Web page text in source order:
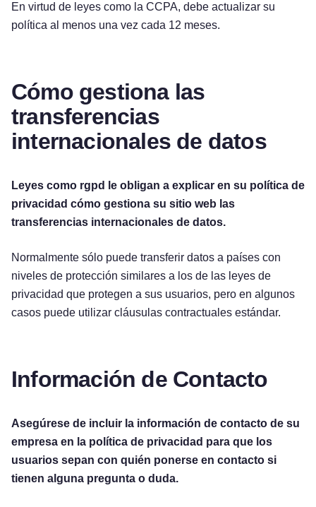
En virtud de leyes como la CCPA, debe actualizar su
política al menos una vez cada 12 meses.
Cómo gestiona las
transferencias
internacionales de datos
Leyes como rgpd le obligan a explicar en su política de
privacidad cómo gestiona su sitio web las
transferencias internacionales de datos.
Normalmente sólo puede transferir datos a países con
niveles de protección similares a los de las leyes de
privacidad que protegen a sus usuarios, pero en algunos
casos puede utilizar cláusulas contractuales estándar.
Información de Contacto
Asegúrese de incluir la información de contacto de su
empresa en la política de privacidad para que los
usuarios sepan con quién ponerse en contacto si
tienen alguna pregunta o duda.